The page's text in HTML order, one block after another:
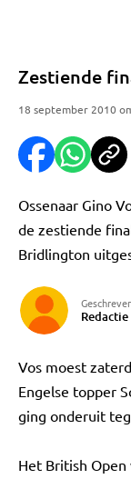
Zestiende
18 september 2010
Ossenaar Gino
de zestiende
Bridlington
Redactie
Vos moest
Engelse topper
ging onderuit
Het British